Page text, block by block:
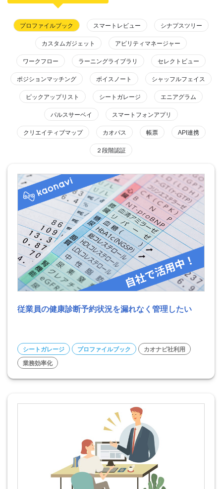
プロファイルブック スマートレビュー
シナプスツリー
カスタムガジェット
アビリティマネージャー
ワークフロー
ラーニングライブラリ
セレクトビュー
ポジションマッチング
ボイスノート
シャッフルフェイス
ピックアップリスト
シートガレージ
エニアグラム
パルスサーベイ
スマートフォンアプリ
クリエイティブマップ
カオパス 帳票
API連携
２段階認証
従業員の健康診断予約状況を漏れなく管理したい
シートガレージ プロファイルブック
カオナビ社利用
業務効率化